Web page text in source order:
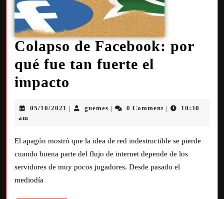
Colapso de Facebook: por
qué fue tan fuerte el
impacto
05/10/2021 guemes 0 Comment
10:30
am
El apagón mostró que la idea de red indestructible se pierde
cuando buena parte del flujo de internet depende de los
servidores de muy pocos jugadores. Desde pasado el
mediodía